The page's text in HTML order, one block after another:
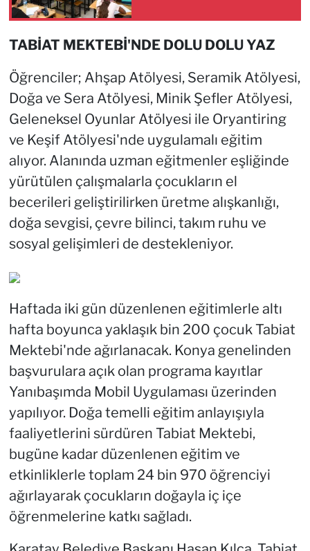
TABİAT MEKTEBİ'NDE DOLU DOLU YAZ
Öğrenciler; Ahşap Atölyesi, Seramik Atölyesi,
Doğa ve Sera Atölyesi, Minik Şefler Atölyesi,
Geleneksel Oyunlar Atölyesi ile Oryantiring
ve Keşif Atölyesi'nde uygulamalı eğitim
alıyor. Alanında uzman eğitmenler eşliğinde
yürütülen çalışmalarla çocukların el
becerileri geliştirilirken üretme alışkanlığı,
doğa sevgisi, çevre bilinci, takım ruhu ve
sosyal gelişimleri de destekleniyor.
Haftada iki gün düzenlenen eğitimlerle altı
hafta boyunca yaklaşık bin 200 çocuk Tabiat
Mektebi'nde ağırlanacak. Konya genelinden
başvurulara açık olan programa kayıtlar
Yanıbaşımda Mobil Uygulaması üzerinden
yapılıyor. Doğa temelli eğitim anlayışıyla
faaliyetlerini sürdüren Tabiat Mektebi,
bugüne kadar düzenlenen eğitim ve
etkinliklerle toplam 24 bin 970 öğrenciyi
ağırlayarak çocukların doğayla iç içe
öğrenmelerine katkı sağladı.